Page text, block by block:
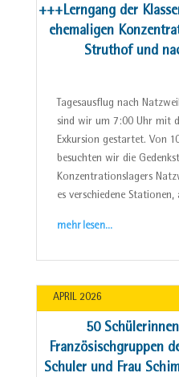
+++Lerngang der
ehemaligen
Struthof und
Tagesausflug nach
sind wir um 7:00 Uhr mit
Exkursion gestartet. Von
besuchten wir die
Konzentrationslagers
es verschiedene Stationen,
mehr lesen…
50
Französischgruppen
Schuler und Frau
APRIL 2026